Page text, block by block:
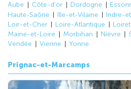
Aube Côte-d'or Dordogne
Haute-Saône
Ille-et-Vilaine Indre-
Loir-et-Cher
Loire-Atlantique Loiret
Maine-et-Loire
Morbihan Nièvre
Vendée
Vienne Yonne
Prignac-et-Marcamps